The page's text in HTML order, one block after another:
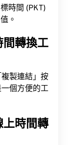
時間 (PKT)
。
轉換工
製連結」按
個方便的工
時間轉